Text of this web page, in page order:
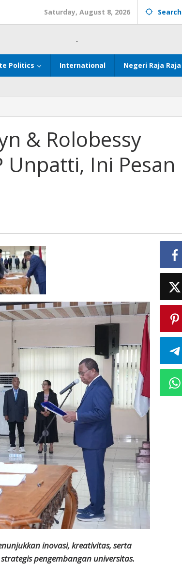
Saturday, August 8, 2026 Search
.
Politics International Negeri Raja Raja
& Rolobessy
Unpatti, Ini Pesan
inovasi, kreativitas, serta
pengembangan universitas.